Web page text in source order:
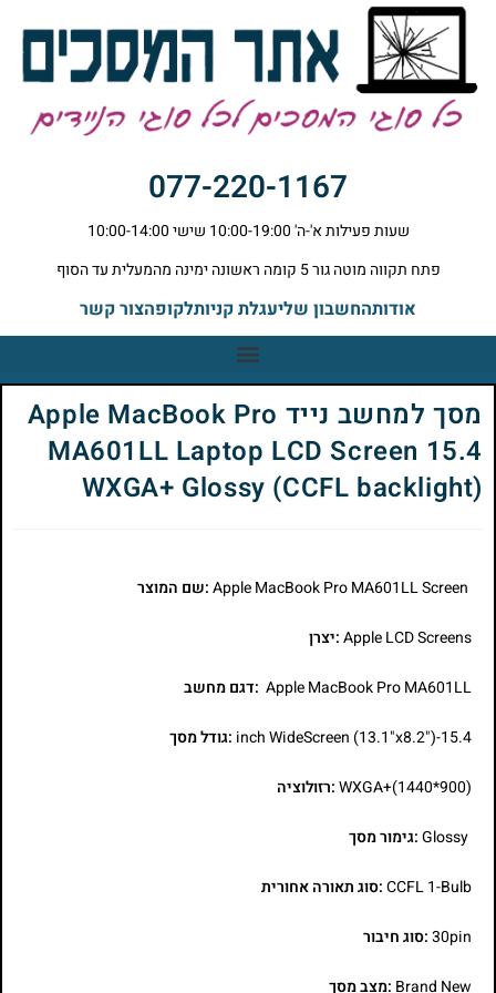
077-220-1167
שעות פעילות א'-ה' 10:00-19:00 שישי 10:00-14:00
פתח תקווה מוטה גור 5 קומה ראשונה ימינה מהמעלית עד הסוף
אודותהחשבון שליעגלת קניותלקופהצור קשר
מסך למחשב נייד Apple MacBook Pro
MA601LL Laptop LCD Screen 15.4
WXGA+ Glossy (CCFL backlight)
:שם המוצר
Apple LCD Screens:יצרן
Apple MacBook Pro MA601LL :דגם מחשב
15.4-inch WideScreen (13.1"x8.2") :גודל מסך
WXGA+(1440*900):רזולוציה
Glossy:גימור מסך
CCFL 1-Bulb:סוג תאורה אחורית
30pin:סוג חיבור
Brand New :מצב מסך